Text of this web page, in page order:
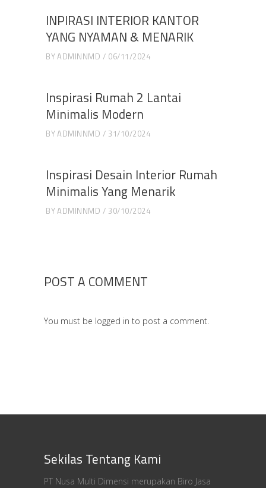
INPIRASI INTERIOR KANTOR
YANG NYAMAN & MENARIK
BYADMINNMD 06/11/2024
Inspirasi Rumah 2 Lantai
Minimalis Modern
BYADMINNMD 31/10/2024
Inspirasi Desain Interior Rumah
Minimalis Yang Menarik
BYADMINNMD 30/10/2024
POST A COMMENT
You must be logged in to post a comment.
Sekilas Tentang Kami
PT Nusa Multi Dimensi merupakan Biro Jasa